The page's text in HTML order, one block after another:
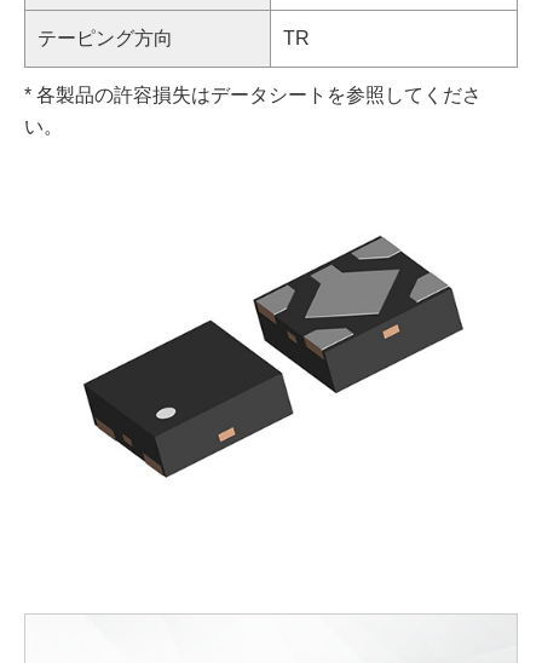
テーピング方向 TR
* 各製品の許容損失はデータシートを参照してくださ
い。